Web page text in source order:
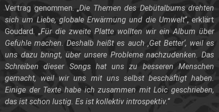
Vertrag genommen. „Die Themen des Debütalbums drehten
sich um Liebe, globale Erwärmung und die Umwelt“, erklärt
Goudard. „Für die zweite Platte wollten wir ein Album über
Gefühle machen. Deshalb heißt es auch ‚Get Better‘, weil es
uns dazu bringt, über unsere Probleme nachzudenken. Das
Schreiben dieser Songs hat uns zu besseren Menschen
gemacht, weil wir uns mit uns selbst beschäftigt haben.
Einige der Texte habe ich zusammen mit Loïc geschrieben,
das ist schon lustig. Es ist kollektiv introspektiv.“